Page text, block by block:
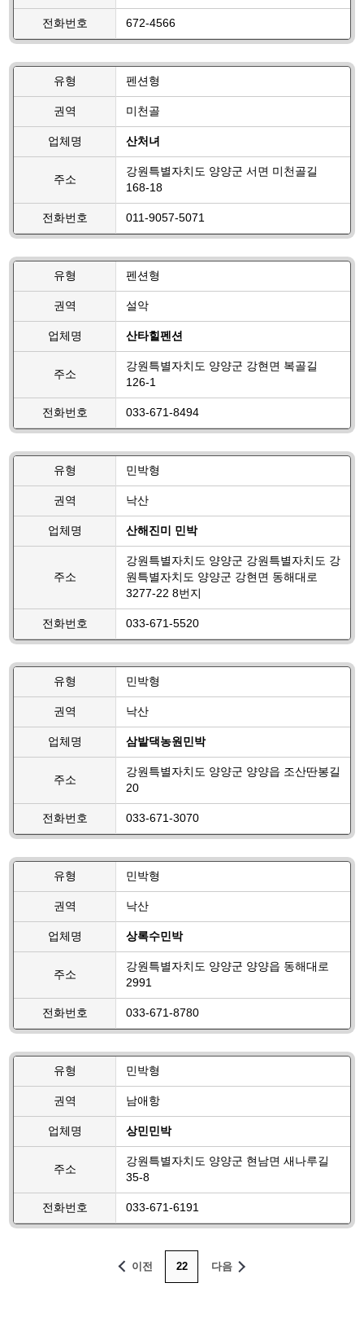
전화번호 672-4566
유형 펜션형
권역 미천골
업체명 산처녀
주소
강원특별자치도 양양군 서면 미천골길
168-18
전화번호 011-9057-5071
유형 펜션형
권역 설악
업체명 산타힐펜션
주소
강원특별자치도 양양군 강현면 복골길
126-1
전화번호 033-671-8494
유형 민박형
권역 낙산
업체명 산해진미 민박
주소
강원특별자치도 양양군 강원특별자치도 강
원특별자치도 양양군 강현면 동해대로
3277-22 8번지
전화번호 033-671-5520
유형 민박형
권역 낙산
업체명 삼밭댁농원민박
주소
강원특별자치도 양양군 양양읍 조산딴봉길
20
전화번호 033-671-3070
유형 민박형
권역 낙산
업체명 상록수민박
주소
강원특별자치도 양양군 양양읍 동해대로
2991
전화번호 033-671-8780
유형 민박형
권역 남애항
업체명 상민민박
주소
강원특별자치도 양양군 현남면 새나루길
35-8
전화번호 033-671-6191
이전 22 다음